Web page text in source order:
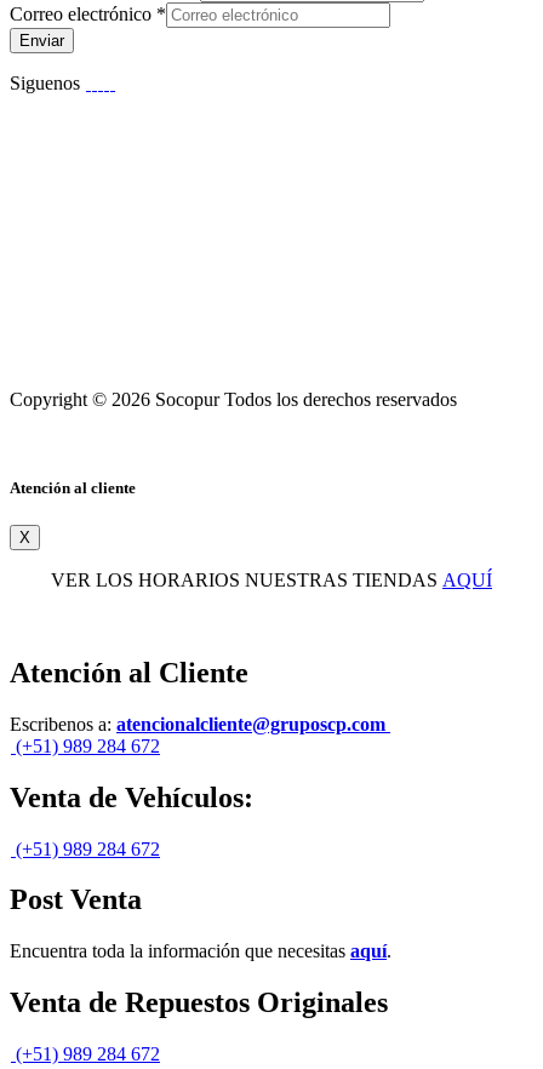
Correo electrónico *
Enviar
Siguenos
Copyright © 2026 Socopur Todos los derechos reservados
Atención al cliente
X
VER LOS HORARIOS NUESTRAS TIENDAS AQUÍ
Atención al Cliente
Escribenos a: atencionalcliente@gruposcp.com
(+51) 989 284 672
Venta de Vehículos:
(+51) 989 284 672
Post Venta
Encuentra toda la información que necesitas aquí.
Venta de Repuestos Originales
(+51) 989 284 672